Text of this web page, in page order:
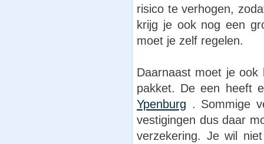
risico te verhogen,
krijg je ook nog een
moet je zelf regelen.
Daarnaast moet je ook
pakket. De een heeft
Ypenburg . Sommige
vestigingen dus daar
verzekering. Je wil